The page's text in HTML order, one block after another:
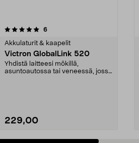
6arvostelut
Akkulaturit & kaapelit
Victron GlobalLink 520
Yhdistä laitteesi mökillä,
asuntoautossa tai veneessä, jossa
229,00
4.5 viidestä